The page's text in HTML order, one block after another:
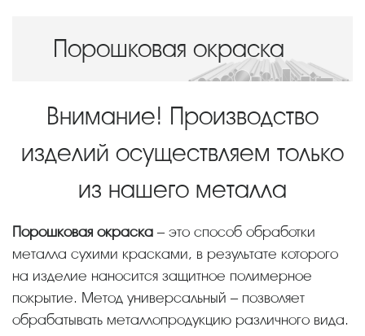
Порошковая окраска
Внимание! Производство
изделий осуществляем только
из нашего металла
Порошковая окраска – это способ обработки
металла сухими красками, в результате которого
на изделие наносится защитное полимерное
покрытие. Метод универсальный – позволяет
обрабатывать металлопродукцию различного вида.